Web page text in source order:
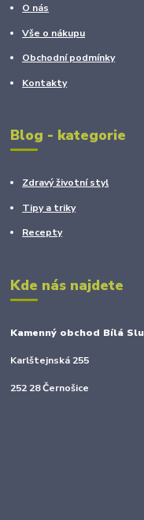
O nás
Vše o nákupu
Obchodní podmínky
Kontakty
Blog - kategorie
Zdravý životní styl
Tipy a triky
Recepty
Kde nás najdete
Kamenný obchod Bílá
Karlštejnská 255
252 28 Černošice